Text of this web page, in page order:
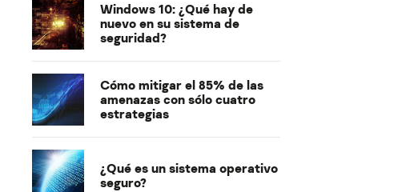
Windows 10: ¿Qué hay de
nuevo en su sistema de
seguridad?
Cómo mitigar el 85% de las
amenazas con sólo cuatro
estrategias
¿Qué es un sistema operativo
seguro?